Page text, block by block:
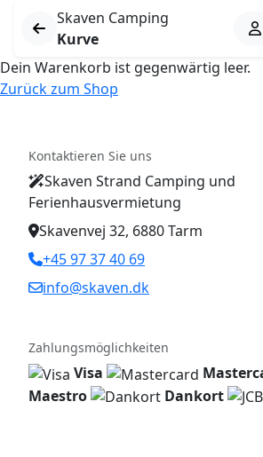
Skaven Camping
Kurve
Dein Warenkorb ist gegenwärtig leer.
Zurück zum Shop
Kontaktieren Sie uns
Skaven Strand Camping und
Ferienhausvermietung
Skavenvej 32, 6880 Tarm
+45 97 37 40 69
info@skaven.dk
Zahlungsmöglichkeiten
Visa
Maestro
Dankort